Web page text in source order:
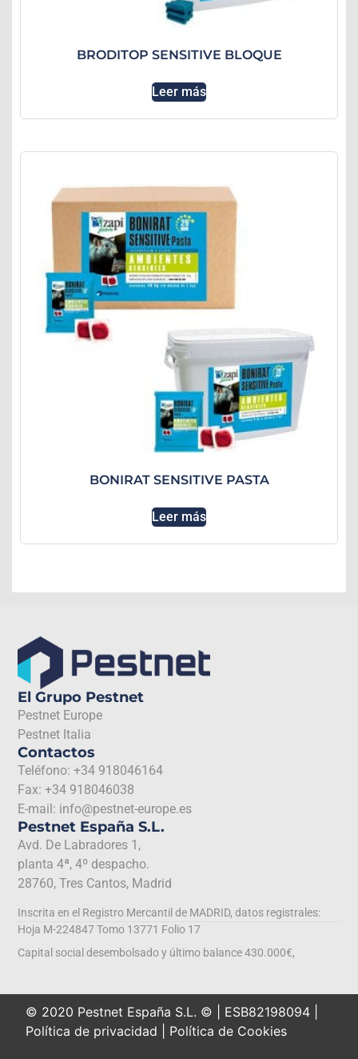
BRODITOP SENSITIVE BLOQUE
Leer más
BONIRAT SENSITIVE PASTA
Leer más
Pestnet España S.L.
Avd. De Labradores 1,
planta 4ª, 4º despacho.
28760, Tres Cantos, Madrid
Inscrita en el Registro Mercantil de MADRID, datos registrales:
Hoja M-224847 Tomo 13771 Folio 17
Capital social desembolsado y último balance 430.000€,
Contactos
Teléfono: +34 918046164
Fax: +34 918046038
E-mail: info@pestnet-europe.es
El Grupo Pestnet
Pestnet Europe
Pestnet Italia
© 2020 Pestnet España S.L. © | ESB82198094 |
Política de privacidad
Política de Cookies